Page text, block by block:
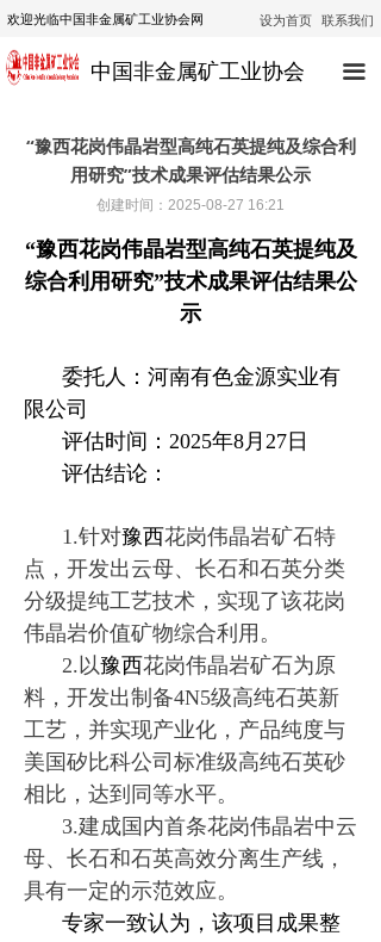
中国非金属矿工业协会
欢迎光临中国非金属矿工业协会网 设为首页 联系我们
끀
首页
协会动态
行业动态
通知公告
技术咨询
技术培训
政策法规
“豫西花岗伟晶岩型高纯石英提纯及综合利
用研究”技术成果评估结果公示
“豫西花岗伟晶岩型高纯石英提纯及
综合利用研究”技术成果评估结果公
示
委托人： 河南有色金源实业有
限公司
评估时间：2025年8月27日
评估结论：
1.针对豫西花岗伟晶岩矿石特
点，开发出云母、长石和石英分类
分级提纯工艺技术，实现了该花岗
伟晶岩价值矿物综合利用。
2.以豫西花岗伟晶岩矿石为原
料，开发出制备4N5级高纯石英新
工艺，并实现产业化，产品纯度与
美国矽比科公司标准级高纯石英砂
相比，达到同等水平。
3.建成国内首条花岗伟晶岩中云
母、长石和石英高效分离生产线，
具有一定的示范效应。
专家一致认为，该项目成果整
创建时间： 2025-08-27 16:21